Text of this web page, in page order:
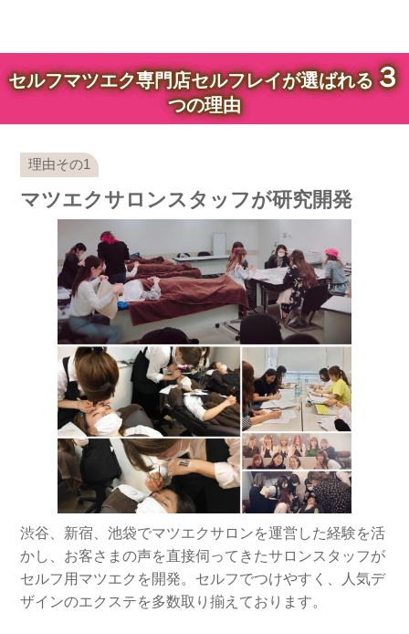
セルフマツエク専門店セルフレイが選ばれる３
つの理由
マツエクサロンスタッフが研究開発
渋谷、新宿、池袋でマツエクサロンを運営した経験を活
かし、お客さまの声を直接伺ってきたサロンスタッフが
セルフ用マツエクを開発。セルフでつけやすく、人気デ
ザインのエクステを多数取り揃えております。